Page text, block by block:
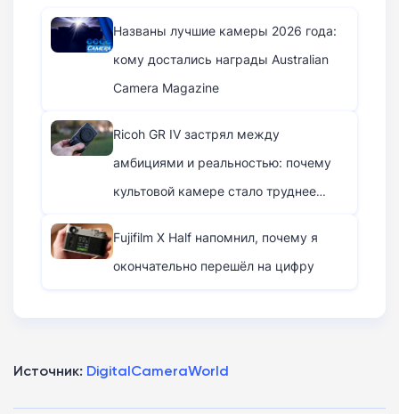
Названы лучшие камеры 2026 года:
кому достались награды Australian
Camera Magazine
Ricoh GR IV застрял между
амбициями и реальностью: почему
культовой камере стало труднее
Fujifilm X Half напомнил, почему я
окончательно перешёл на цифру
Источник: DigitalCameraWorld